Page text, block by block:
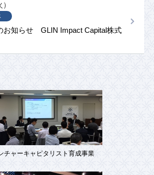
お知らせ GLIN Impact Capital株式
チャーキャピタリスト育成事業